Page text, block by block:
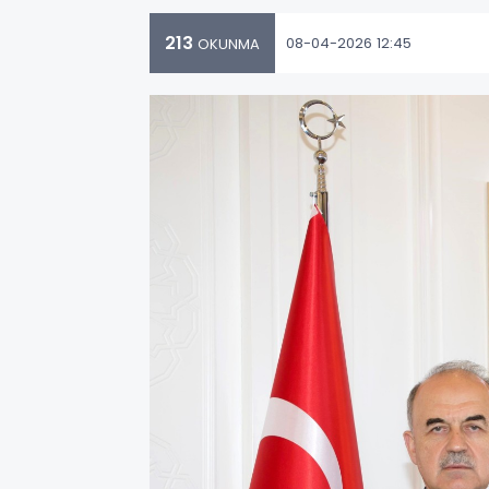
213 OKUNMA 08-04-2026 12:45